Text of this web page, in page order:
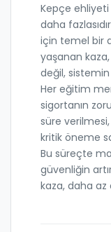
Kepçe
daha
için temel bir
yaşanan
değil, sistemin
Her eğitim
sigortanın
süre verilmesi,
kritik öneme
Bu süreçte
güvenliğin
kaza, daha